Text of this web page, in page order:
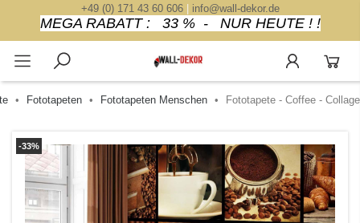
+49 (0) 171 43 60 606| info@wall-dekor.de
MEGA RABATT : 33 % - NUR HEUTE ! !
Fototapeten Fototapeten Menschen Fototapete - Coffee - Collage
-33%